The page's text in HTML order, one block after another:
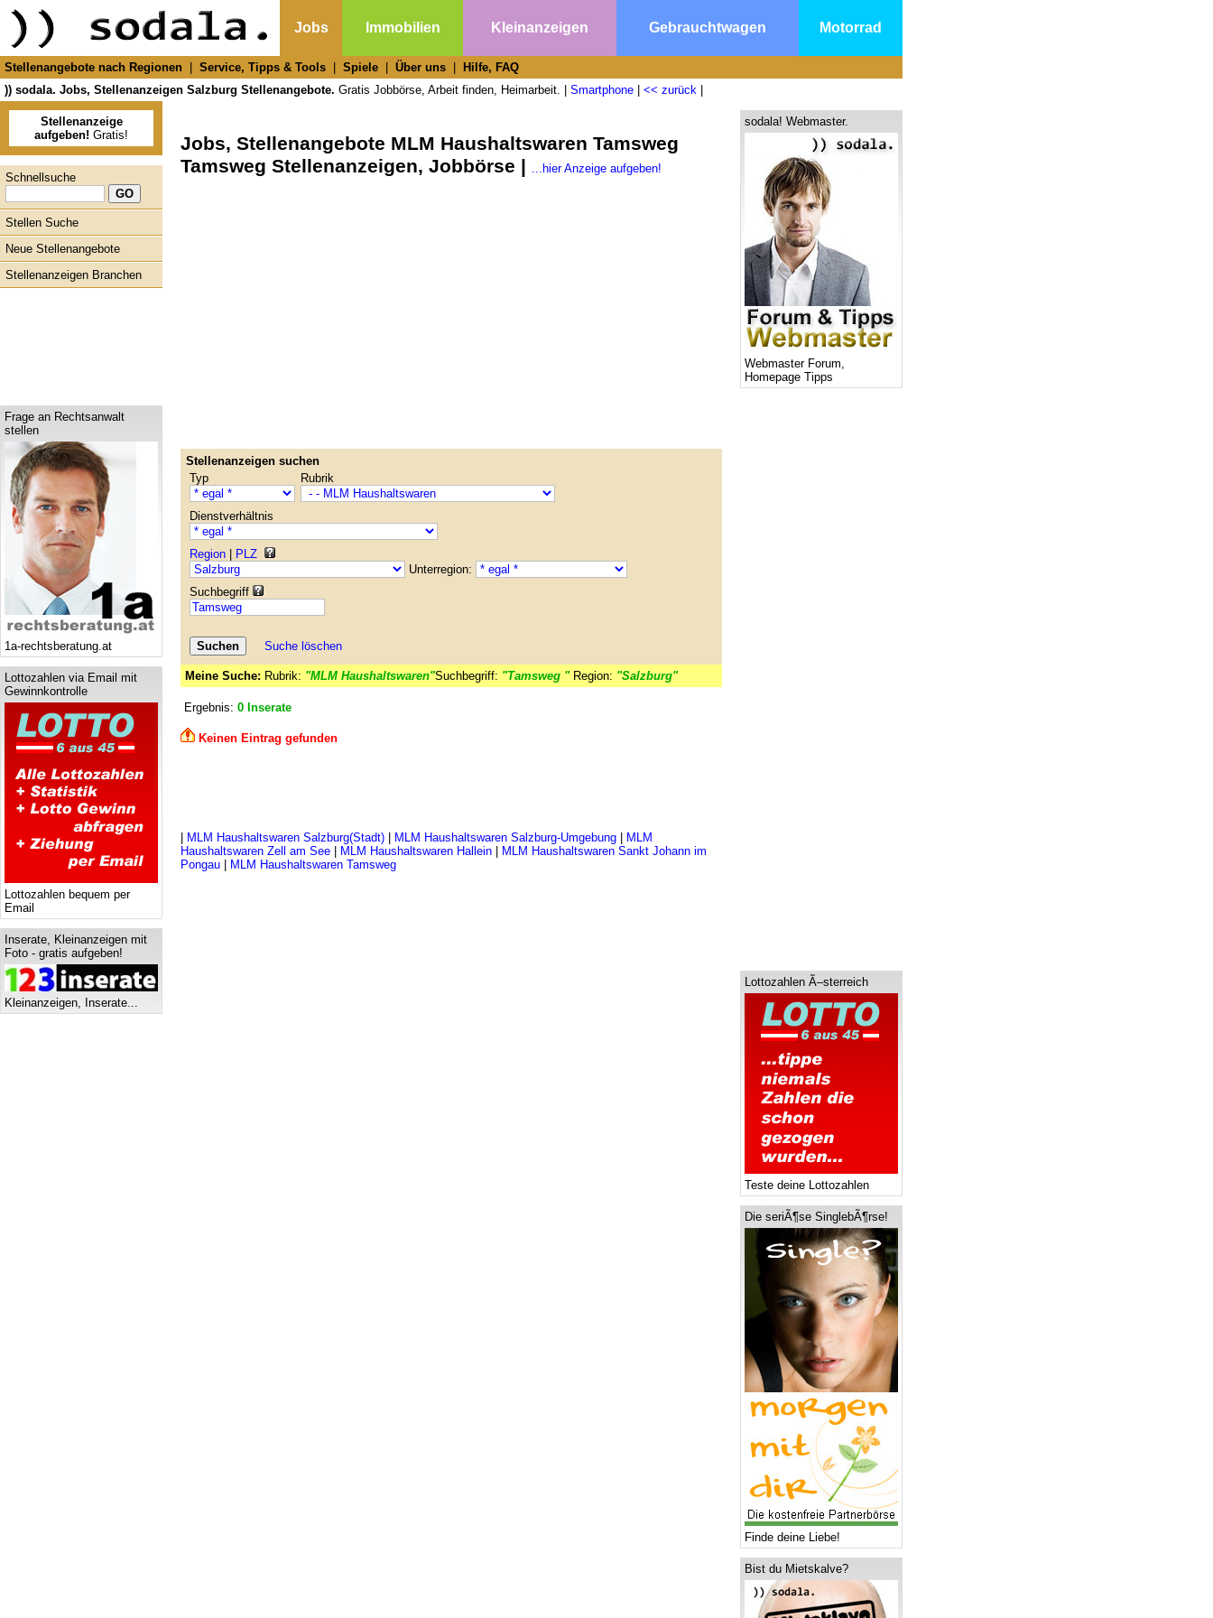
Jobs Immobilien Kleinanzeigen Gebrauchtwagen Motorrad
Stellenangebote nach Regionen Service, Tipps & Tools Spiele Über uns
Hilfe, FAQ
)) sodala. Jobs, Stellenanzeigen Salzburg Stellenangebote. Gratis Jobbörse, Arbeit finden, Heimarbeit. | Smartphone << zurück
Stellenanzeige
aufgeben! Gratis!
Schnellsuche
Stellen Suche
Neue Stellenangebote
Stellenanzeigen Branchen
Frage an Rechtsanwalt
stellen
1a-rechtsberatung.at
Lottozahlen via Email mit
Gewinnkontrolle
Lottozahlen bequem per
Email
Inserate, Kleinanzeigen mit
Foto - gratis aufgeben!
Kleinanzeigen, Inserate...
Jobs, Stellenangebote MLM Haushaltswaren Tamsweg
Tamsweg Stellenanzeigen, Jobbörse | ...hier Anzeige aufgeben!
Stellenanzeigen suchen
Typ
Rubrik
Dienstverhältnis
Region
PLZ
Unterregion:
Suchbegriff
Suche löschen
Meine Suche: Rubrik: "MLM Haushaltswaren"Suchbegriff: "Tamsweg "Region: "Salzburg"
Ergebnis: 0 Inserate
Keinen Eintrag gefunden
MLM Haushaltswaren Salzburg(Stadt) MLM Haushaltswaren Salzburg-Umgebung
MLM
Haushaltswaren Zell am See
MLM Haushaltswaren Hallein
MLM Haushaltswaren Sankt Johann im
Pongau
MLM Haushaltswaren Tamsweg
sodala! Webmaster.
Webmaster Forum,
Homepage Tipps
Lottozahlen Ã–sterreich
Teste deine Lottozahlen
Die seriÃ¶se SinglebÃ¶rse!
Finde deine Liebe!
Bist du Mietskalve?